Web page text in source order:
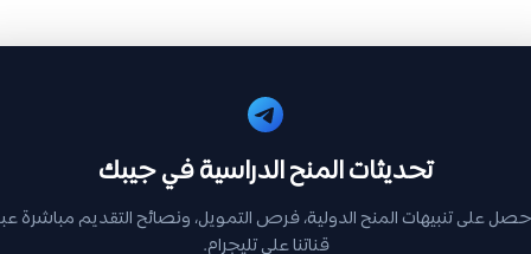
تحديثات المنح الدراسية في جيبك
على تنبيهات المنح الدولية، فرص التمويل، ونصائح التقديم مباشرة
قناتنا على تليجرام.